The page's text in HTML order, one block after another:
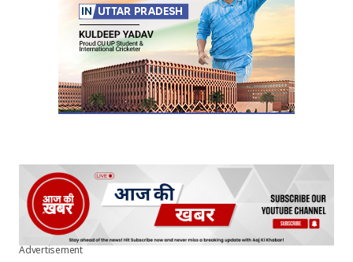
Advertisement